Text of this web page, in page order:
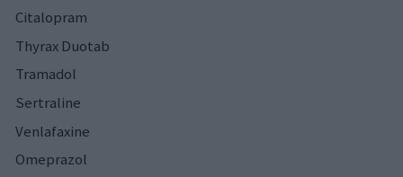
Citalopram
Thyrax Duotab
Tramadol
Sertraline
Venlafaxine
Omeprazol